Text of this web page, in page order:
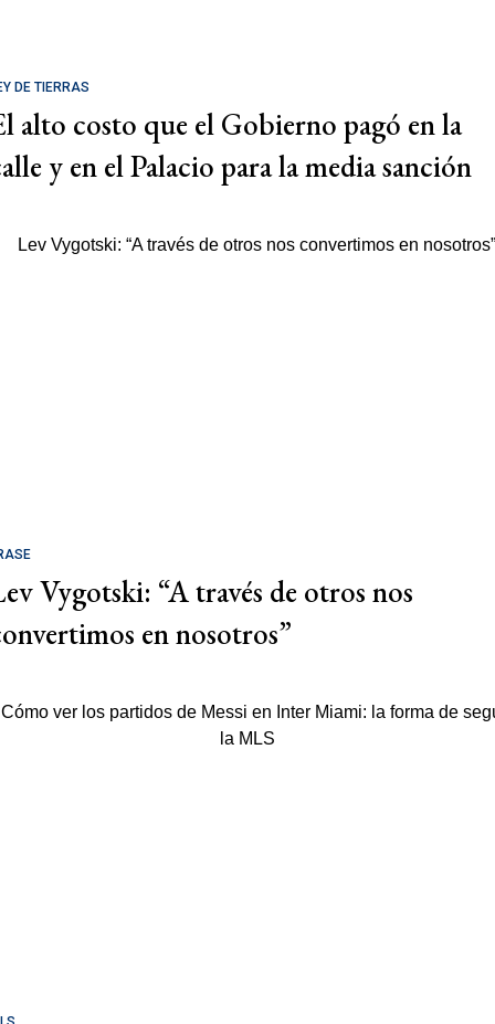
DE TIERRAS
alto costo que el Gobierno pagó en la
y en el Palacio para la media sanción
Vygotski: “A través de otros nos
en nosotros”